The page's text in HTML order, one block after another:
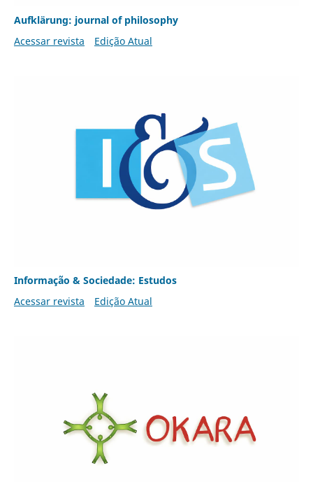
Aufklärung: journal of philosophy
Acessar revista
Edição Atual
Informação & Sociedade: Estudos
Acessar revista
Edição Atual